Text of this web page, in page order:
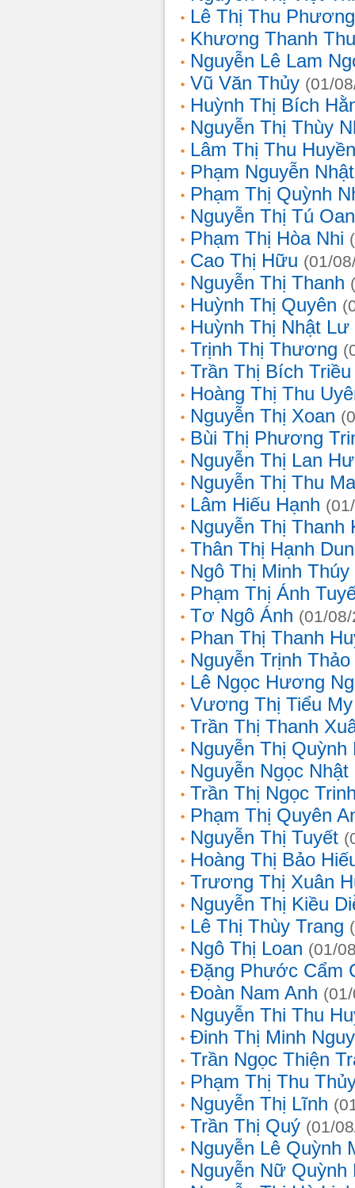
Lê Thị Thu Phương
Khương Thanh
Nguyễn Lê Lam
Vũ Văn Thủy (01/
Huỳnh Thị Bích
Nguyễn Thị Thùy
Lâm Thị Thu Huyền
Phạm Nguyễn
Phạm Thị Quỳnh
Nguyễn Thị Tú
Phạm Thị Hòa Nhi
Cao Thị Hữu (01/
Nguyễn Thị Thanh
Huỳnh Thị Quyên
Huỳnh Thị Nhật Lư
Trịnh Thị Thương
Trần Thị Bích Triều
Hoàng Thị Thu
Nguyễn Thị Xoan
Bùi Thị Phương
Nguyễn Thị Lan
Nguyễn Thị Thu
Lâm Hiếu Hạnh
Nguyễn Thị Thanh
Thân Thị Hạnh
Ngô Thị Minh Thúy
Phạm Thị Ánh
Tơ Ngô Ánh (01/
Phan Thị Thanh
Nguyễn Trịnh
Lê Ngọc Hương
Vương Thị Tiểu My
Trần Thị Thanh
Nguyễn Thị Quỳnh
Nguyễn Ngọc Nhật
Trần Thị Ngọc
Phạm Thị Quyên
Nguyễn Thị Tuyết
Hoàng Thị Bảo
Trương Thị Xuân
Nguyễn Thị Kiều
Lê Thị Thùy Trang
Ngô Thị Loan (01/
Đặng Phước Cẩm
Đoàn Nam Anh
Nguyễn Thi Thu
Đinh Thị Minh
Trần Ngọc Thiện
Phạm Thị Thu
Nguyễn Thị Lĩnh
Trần Thị Quý (01/
Nguyễn Lê Quỳnh
Nguyễn Nữ